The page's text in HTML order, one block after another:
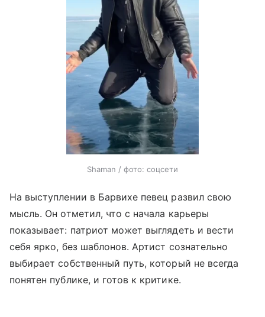
Shaman / фото: соцсети
На выступлении в Барвихе певец развил свою
мысль. Он отметил, что с начала карьеры
показывает: патриот может выглядеть и вести
себя ярко, без шаблонов. Артист сознательно
выбирает собственный путь, который не всегда
понятен публике, и готов к критике.